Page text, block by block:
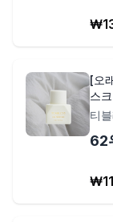
₩
[오
스
티
62
₩